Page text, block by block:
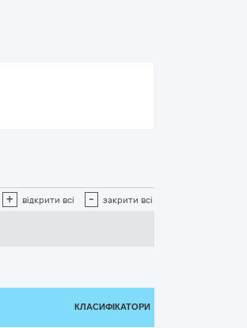
+ відкрити всі - закрити всі
КЛАСИФІКАТОРИ